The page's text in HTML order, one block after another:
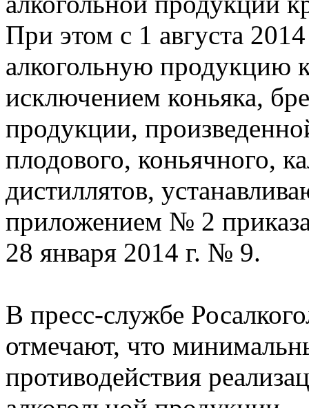
При этом с 1 августа
алкогольную продукцию
исключением коньяка,
продукции,
плодового, коньячного,
дистиллятов,
приложением № 2 приказа
28 января 2014 г. № 9.
В пресс-службе
отмечают, что
противодействия